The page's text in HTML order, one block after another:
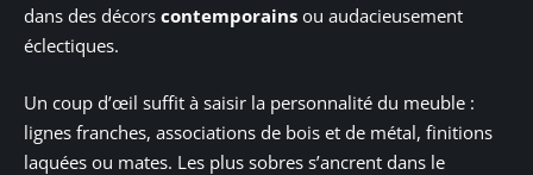
dans des décors contemporains ou audacieusement
éclectiques.
Un coup d’œil suffit à saisir la personnalité du meuble :
lignes franches, associations de bois et de métal, finitions
laquées ou mates. Les plus sobres s’ancrent dans le